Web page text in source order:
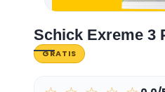
Schick Exreme 3
GRATIS